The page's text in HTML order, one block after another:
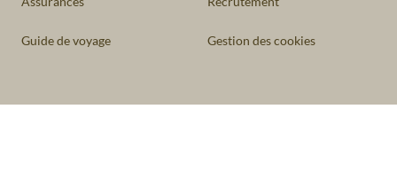
Guide de voyage Gestion des cookies